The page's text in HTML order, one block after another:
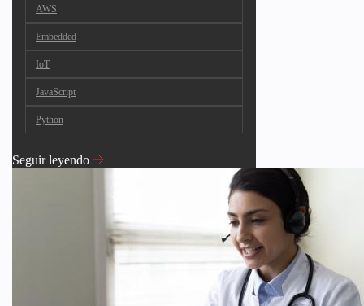
AWS
Embedded
IoT
JavaScript
Python
Seguir leyendo